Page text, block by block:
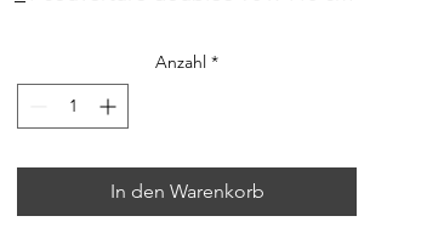
_1 grand bavoir élastique 35 x 30 cm
Tissu choisi: VEHICULES
créations sont brodées au prénom de Lizio.
Anzahl *
In den Warenkorb